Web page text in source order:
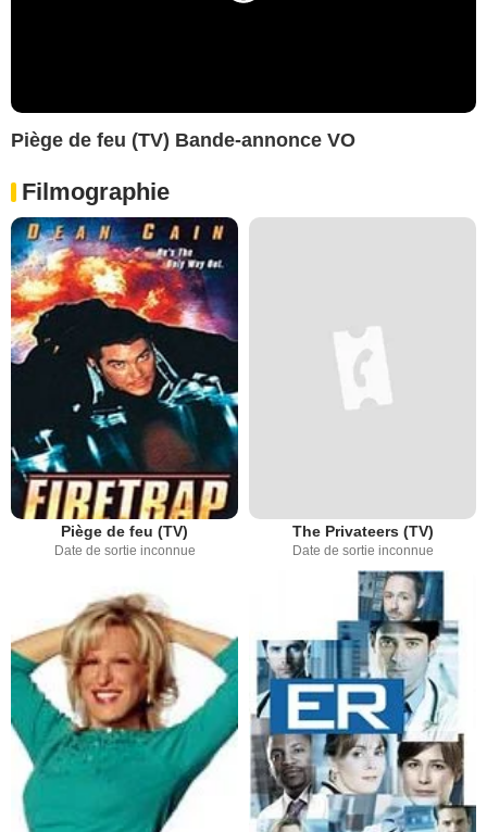
Piège de feu (TV) Bande-annonce VO
Filmographie
Piège de feu (TV)
Date de sortie inconnue
The Privateers (TV)
Date de sortie inconnue